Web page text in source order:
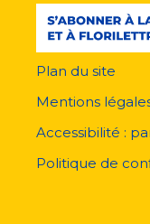
pied
page
Plan du site
Mentions
Accessibilité :
Politique de